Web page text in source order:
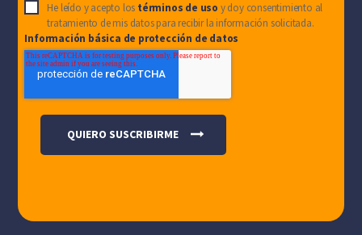
He leído y acepto los términos de uso y doy consentimiento al
tratamiento de mis datos para recibir la información solicitada.
Información básica de protección de datos